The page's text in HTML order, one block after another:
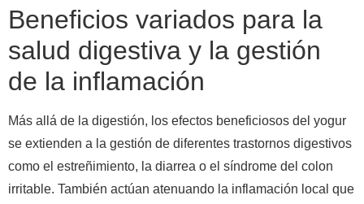
Beneficios variados para la
salud digestiva y la gestión
de la inflamación
Más allá de la digestión, los efectos beneficiosos del yogur
se extienden a la gestión de diferentes trastornos digestivos
como el estreñimiento, la diarrea o el síndrome del colon
irritable. También actúan atenuando la inflamación local que